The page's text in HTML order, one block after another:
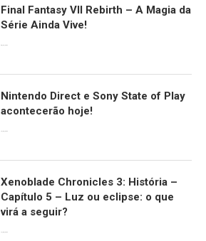
Final Fantasy VII Rebirth – A Magia da
Série Ainda Vive!
Nintendo Direct e Sony State of Play
acontecerão hoje!
Xenoblade Chronicles 3: História –
Capítulo 5 – Luz ou eclipse: o que
virá a seguir?